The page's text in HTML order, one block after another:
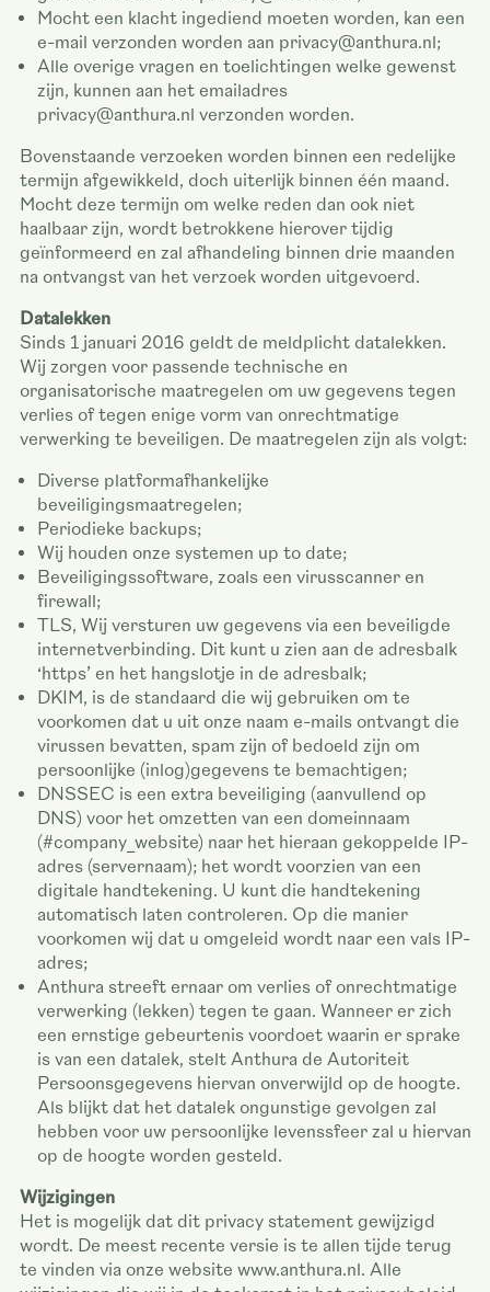
Mocht een klacht ingediend moeten worden, kan een
e-mail verzonden worden aan privacy@anthura.nl;
Alle overige vragen en toelichtingen welke gewenst
zijn, kunnen aan het emailadres
privacy@anthura.nl verzonden worden.
Bovenstaande verzoeken worden binnen een redelijke
termijn afgewikkeld, doch uiterlijk binnen één maand.
Mocht deze termijn om welke reden dan ook niet
haalbaar zijn, wordt betrokkene hierover tijdig
geïnformeerd en zal afhandeling binnen drie maanden
na ontvangst van het verzoek worden uitgevoerd.
Datalekken
Sinds 1 januari 2016 geldt de meldplicht datalekken.
Wij zorgen voor passende technische en
organisatorische maatregelen om uw gegevens tegen
verlies of tegen enige vorm van onrechtmatige
verwerking te beveiligen. De maatregelen zijn als volgt:
Diverse platformafhankelijke
beveiligingsmaatregelen;
Periodieke backups;
Wij houden onze systemen up to date;
Beveiligingssoftware, zoals een virusscanner en
firewall;
TLS, Wij versturen uw gegevens via een beveiligde
internetverbinding. Dit kunt u zien aan de adresbalk
‘https’ en het hangslotje in de adresbalk;
DKIM, is de standaard die wij gebruiken om te
voorkomen dat u uit onze naam e-mails ontvangt die
virussen bevatten, spam zijn of bedoeld zijn om
persoonlijke (inlog)gegevens te bemachtigen;
DNSSEC is een extra beveiliging (aanvullend op
DNS) voor het omzetten van een domeinnaam
(#company_website) naar het hieraan gekoppelde IP-
adres (servernaam); het wordt voorzien van een
digitale handtekening. U kunt die handtekening
automatisch laten controleren. Op die manier
voorkomen wij dat u omgeleid wordt naar een vals IP-
adres;
Anthura streeft ernaar om verlies of onrechtmatige
verwerking (lekken) tegen te gaan. Wanneer er zich
een ernstige gebeurtenis voordoet waarin er sprake
is van een datalek, stelt Anthura de Autoriteit
Persoonsgegevens hiervan onverwijld op de hoogte.
Als blijkt dat het datalek ongunstige gevolgen zal
hebben voor uw persoonlijke levenssfeer zal u hiervan
op de hoogte worden gesteld.
Wijzigingen
Het is mogelijk dat dit privacy statement gewijzigd
wordt. De meest recente versie is te allen tijde terug
te vinden via onze website www.anthura.nl. Alle